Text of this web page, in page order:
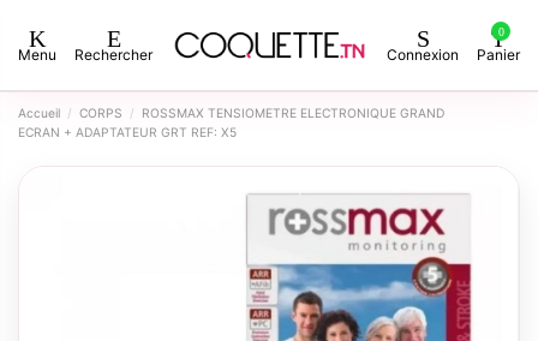
Menu Rechercher Connexion
0
Panier
Accueil CORPS
ROSSMAX TENSIOMETRE ELECTRONIQUE GRAND
ECRAN + ADAPTATEUR GRT REF: X5